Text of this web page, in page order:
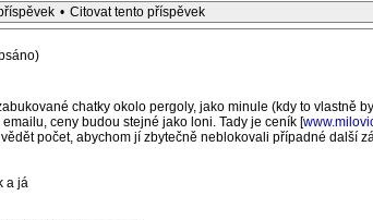
• Citovat tento příspěvek
chatky okolo pergoly, jako minule (kdy to vlastně
ceny budou stejné jako loni. Tady je ceník [
počet, abychom jí zbytečně neblokovali případné další
a já